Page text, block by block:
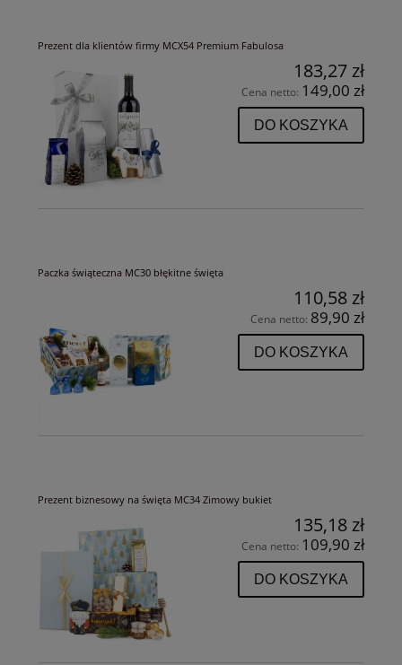
Prezent dla klientów firmy MCX54 Premium Fabulosa
183,27 zł
Cena netto: 149,00 zł
DO KOSZYKA
Paczka świąteczna MC30 błękitne święta
110,58 zł
Cena netto: 89,90 zł
DO KOSZYKA
Prezent biznesowy na święta MC34 Zimowy bukiet
135,18 zł
Cena netto: 109,90 zł
DO KOSZYKA